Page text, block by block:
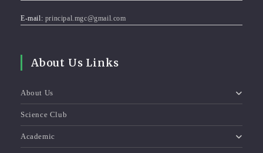
E-mail: principal.mgc@gmail.com
About Us Links
About Us
Science Club
Academic